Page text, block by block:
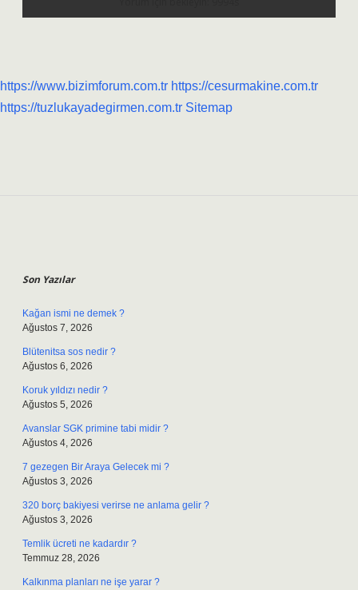
https://www.bizimforum.com.tr https://cesurmakine.com.tr
https://tuzlukayadegirmen.com.tr Sitemap
Son Yazılar
Kağan ismi ne demek ?
Ağustos 7, 2026
Blütenitsa sos nedir ?
Ağustos 6, 2026
Koruk yıldızı nedir ?
Ağustos 5, 2026
Avanslar SGK primine tabi midir ?
Ağustos 4, 2026
7 gezegen Bir Araya Gelecek mi ?
Ağustos 3, 2026
320 borç bakiyesi verirse ne anlama gelir ?
Ağustos 3, 2026
Temlik ücreti ne kadardır ?
Temmuz 28, 2026
Kalkınma planları ne işe yarar ?